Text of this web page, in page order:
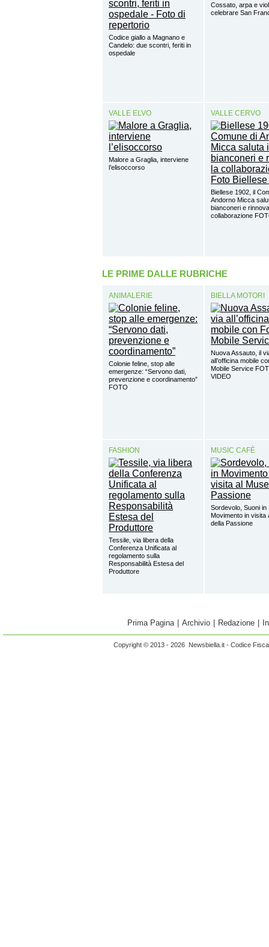
Codice giallo a Magnano e
Candelo: due scontri, feriti in
ospedale
Cossato, arpa e
celebrare San
VALLE ELVO
Malore a Graglia, interviene
l’elisoccorso
VALLE CERVO
Biellese 1902, il
Andorno Micca
bianconeri e
collaborazione
LE PRIME DALLE RUBRICHE
ANIMALERIE
Colonie feline, stop alle
emergenze: “Servono dati,
prevenzione e coordinamento”
FOTO
BIELLA MOTORI
Nuova Assauto, il
all’officina mobile
Mobile Service
VIDEO
FASHION
Tessile, via libera della
Conferenza Unificata al
regolamento sulla
Responsabilità Estesa del
Produttore
MUSIC CAFÈ
Sordevolo, Suoni in
Movimento in visita
della Passione
Prima Pagina Archivio Redazione
Copyright © 2013 - 2026 Newsbiella.it - Codice